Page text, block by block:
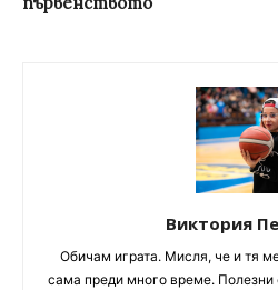
Виктория
Обичам играта. Мисля, че и тя
сама преди много време.